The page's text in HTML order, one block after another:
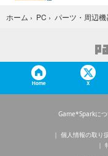
ホーム › PC › パーツ・周辺機
Home X
Game*Sparkにつ
個人情報の取り